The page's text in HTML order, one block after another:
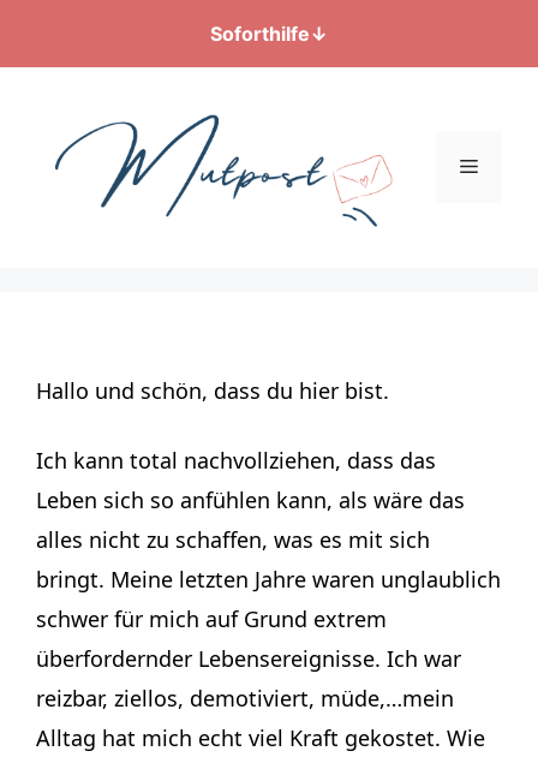
Soforthilfe↓
springen
Menü
Hallo und schön, dass du hier bist.
Ich kann total nachvollziehen, dass das
Leben sich so anfühlen kann, als wäre das
alles nicht zu schaffen, was es mit sich
bringt. Meine letzten Jahre waren unglaublich
schwer für mich auf Grund extrem
überfordernder Lebensereignisse. Ich war
reizbar, ziellos, demotiviert, müde,…mein
Alltag hat mich echt viel Kraft gekostet. Wie